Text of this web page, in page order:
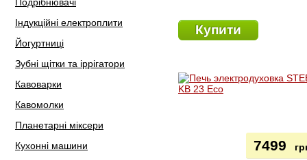
Індукційні електроплити
Йогуртниці
Зубні щітки та іррігатори
Кавоварки
Кавомолки
Планетарні міксери
Кухонні машини
Купити
7499